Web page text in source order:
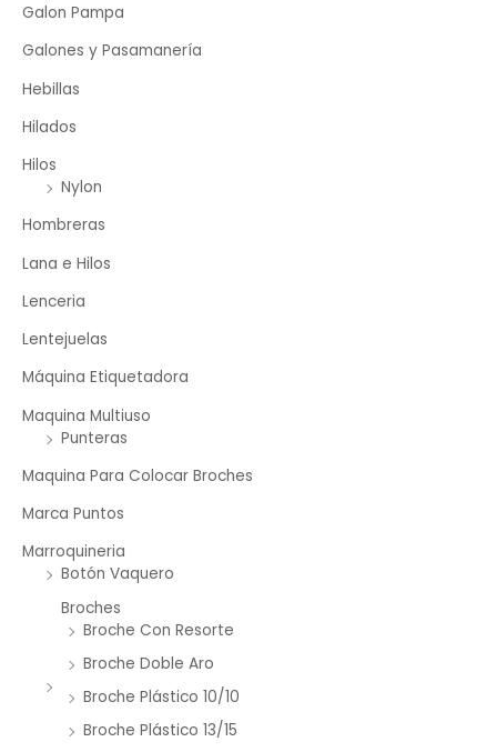
Galon Pampa
Galones y Pasamanería
Hebillas
Hilados
Hilos
Nylon
Hombreras
Lana e Hilos
Lenceria
Lentejuelas
Máquina Etiquetadora
Maquina Multiuso
Punteras
Maquina Para Colocar Broches
Marca Puntos
Marroquineria
Botón Vaquero
Broches
Broche Con Resorte
Broche Doble Aro
Broche Plástico 10/10
Broche Plástico 13/15